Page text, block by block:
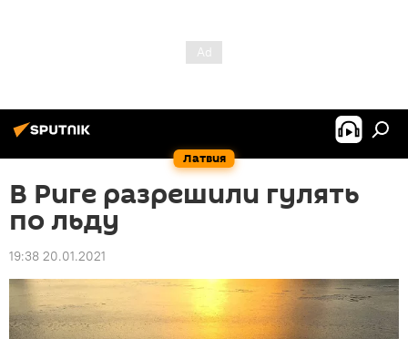
Латвия
В Риге разрешили гулять
по льду
19:38 20.01.2021